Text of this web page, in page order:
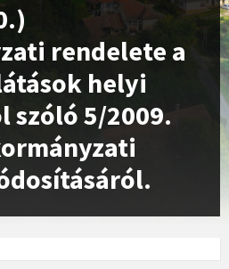
rendelete a
helyi
szóló 5/2009.